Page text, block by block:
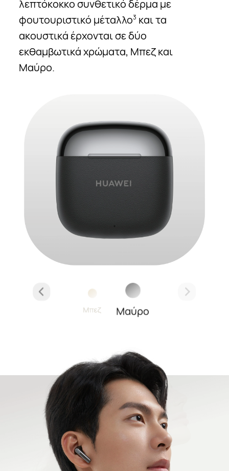
λεπτόκοκκο συνθετικό δέρμα με
φουτουριστικό μέταλλο3 και τα
ακουστικά έρχονται σε δύο
εκθαμβωτικά χρώματα, Μπεζ και
Μαύρο.
Μπεζ Μαύρο